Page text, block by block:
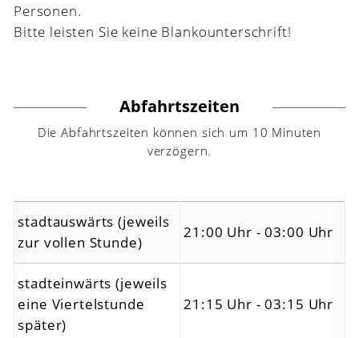
Personen.
Bitte leisten Sie keine Blankounterschrift!
Abfahrtszeiten
Die Abfahrtszeiten können sich um 10 Minuten
verzögern.
stadtauswärts (jeweils
zur vollen Stunde)
21:00 Uhr - 03:00 Uhr
stadteinwärts (jeweils
eine Viertelstunde
später)
21:15 Uhr - 03:15 Uhr